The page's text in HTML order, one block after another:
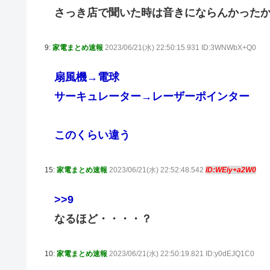
さっき店で聞いた時は音きにならんかった
9: 家電まとめ速報 2023/06/21(水) 22:50:15.931 ID:3WNWbX+Q0
扇風機→電球
サーキュレーター→レーザーポインター
このくらい違う
15: 家電まとめ速報 2023/06/21(水) 22:52:48.542 ID:WEiy+a2W0
>>9
なるほど・・・・？
10: 家電まとめ速報 2023/06/21(水) 22:50:19.821 ID:y0dEJQ1C0